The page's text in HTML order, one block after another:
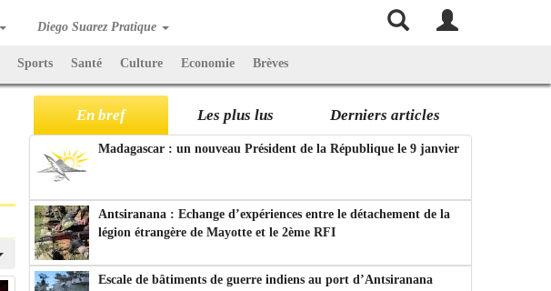
Diego Suarez Pratique
Sports Santé Culture Economie Brèves
En bref Les plus lus Derniers articles
Madagascar : un nouveau Président de la République le 9 janvier
Antsiranana : Echange d’expériences entre le détachement de la
légion étrangère de Mayotte et le 2ème RFI
Escale de bâtiments de guerre indiens au port d’Antsiranana